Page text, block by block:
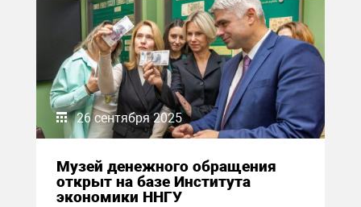
26 сентября 2025
Музей денежного обращения
открыт на базе Института
экономики ННГУ